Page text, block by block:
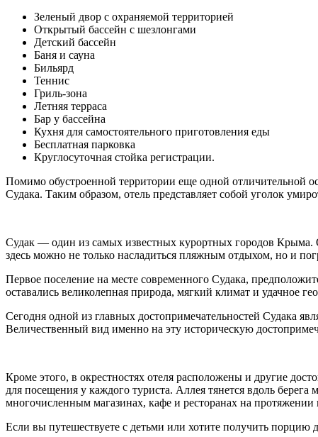
Зеленый двор с охраняемой территорией
Открытый бассейн с шезлонгами
Детский бассейн
Баня и сауна
Бильярд
Теннис
Гриль-зона
Летняя терраса
Бар у бассейна
Кухня для самостоятельного приготовления еды
Бесплатная парковка
Круглосуточная стойка регистрации.
Помимо обустроенной территории еще одной отличительной
Судака. Таким образом, отель представляет собой уголок
Судак — один из самых известных курортных городов Крыма.
здесь можно не только насладиться пляжным отдыхом, но и
Первое поселение на месте современного Судака,
оставались великолепная природа, мягкий климат и удачное
Сегодня одной из главных достопримечательностей Судака
Величественный вид именно на эту историческую
Кроме этого, в окрестностях отеля расположены и другие
для посещения у каждого туриста. Аллея тянется вдоль
многочисленным магазинах, кафе и ресторанах на протяжении
Если вы путешествуете с детьми или хотите получить порцию